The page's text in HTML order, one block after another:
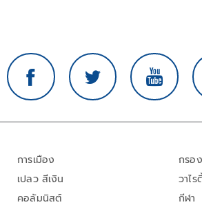
การเมือง
เปลว สีเงิน
คอลัมนิสต์
กรอ
วาไร
กีฬา